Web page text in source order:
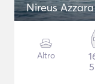
Nireus
Altro